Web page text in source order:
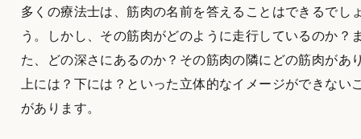
多くの療法士は、筋肉の名前を答えることはできるでし
う。しかし、その筋肉がどのように走行しているのか？
た、どの深さにあるのか？その筋肉の隣にどの筋肉があ
上には？下には？といった立体的なイメージができない
があります。